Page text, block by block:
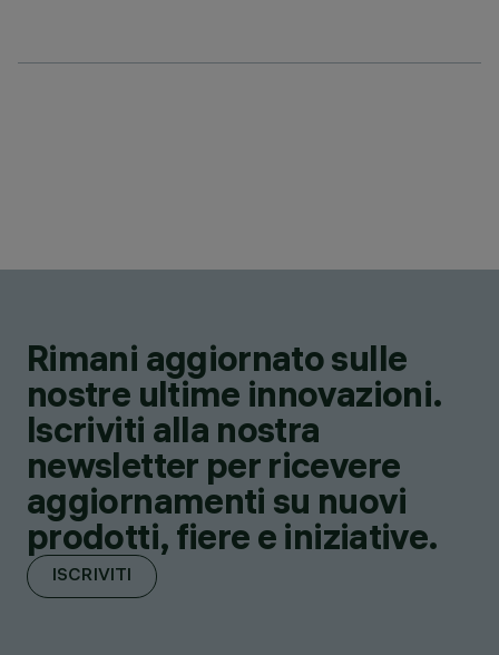
Rimani aggiornato sulle
nostre ultime innovazioni.
Iscriviti alla nostra
newsletter per ricevere
aggiornamenti su nuovi
prodotti, fiere e iniziative.
ISCRIVITI